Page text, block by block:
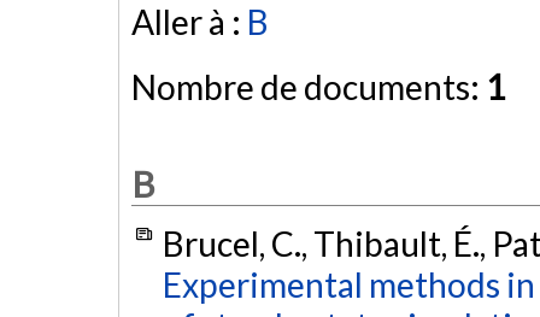
Aller à : B
Nombre de documents: 1
B
Brucel, C., Thibault, É.,
Experimental methods